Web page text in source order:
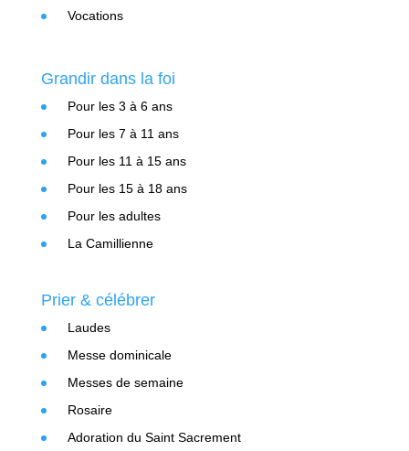
Vocations
Grandir dans la foi
Pour les 3 à 6 ans
Pour les 7 à 11 ans
Pour les 11 à 15 ans
Pour les 15 à 18 ans
Pour les adultes
La Camillienne
Prier & célébrer
Laudes
Messe dominicale
Messes de semaine
Rosaire
Adoration du Saint Sacrement